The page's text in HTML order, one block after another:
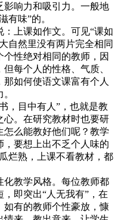
影响力和吸引力。一般地
有味”的。
上课如作文。可见“课如
自然里没有两片完全相同
性绝对相同的教师，因
每个人的性格、气质、
如何使语文课富有个人
目中有人”，也就是教
心。在研究教材时也要研
怎么能教好他们呢？教学
，要想上出不乏个人味的
烂熟，上课不看教材，都
教学风格。每位教师都
即突出“人无我有”，在
有的教师个性豪放，慷